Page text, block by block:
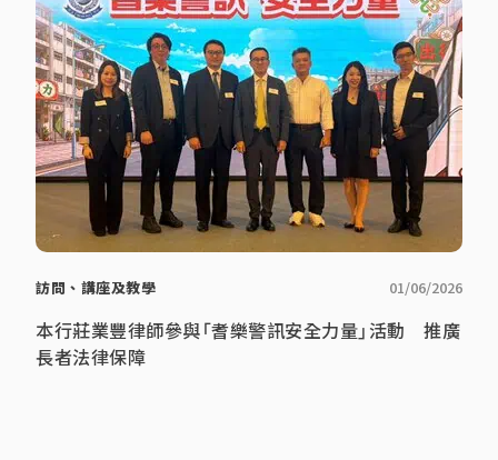
訪問、講座及教學 01/06/2026
本行莊業豐律師參與「耆樂警訊安全力量」活動 推廣
長者法律保障